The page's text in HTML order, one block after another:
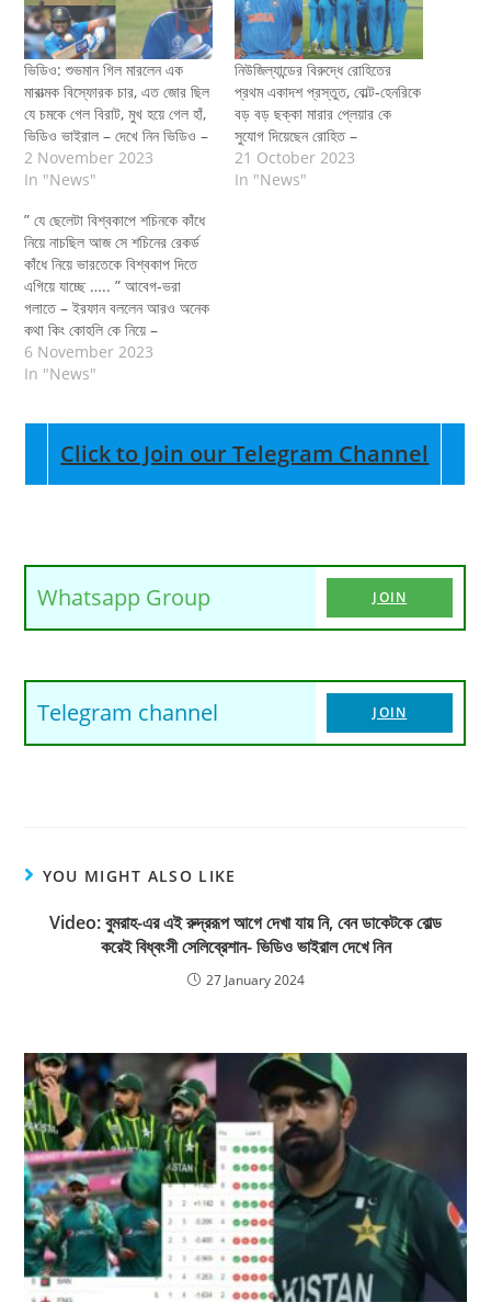
ভিডিও: শুভমান গিল মারলেন এক
মারাত্মক বিস্ফোরক চার, এত জোর ছিল
যে চমকে গেল বিরাট, মুখ হয়ে গেল হাঁ,
ভিডিও ভাইরাল – দেখে নিন ভিডিও –
2 November 2023
In "News"
নিউজিল্যান্ডের বিরুদ্ধে রোহিতের
প্রথম একাদশ প্রস্তুত, বোল্ট-হেনরিকে
বড় বড় ছক্কা মারার প্লেয়ার কে
সুযোগ দিয়েছেন রোহিত –
21 October 2023
In "News"
” যে ছেলেটা বিশ্বকাপে শচিনকে কাঁধে
নিয়ে নাচছিল আজ সে শচিনের রেকর্ড
কাঁধে নিয়ে ভারতেকে বিশ্বকাপ দিতে
এগিয়ে যাচ্ছে ….. ” আবেগ-ভরা
গলাতে – ইরফান বললেন আরও অনেক
কথা কিং কোহলি কে নিয়ে –
6 November 2023
In "News"
Click to Join our Telegram Channel
Whatsapp Group JOIN
Telegram channel JOIN
YOU MIGHT ALSO LIKE
Video: বুমরাহ-এর এই রুদ্ররূপ আগে দেখা যায় নি, বেন ডাকেটকে বোল্ড
করেই বিধ্বংসী সেলিব্রেশান- ভিডিও ভাইরাল দেখে নিন
27 January 2024